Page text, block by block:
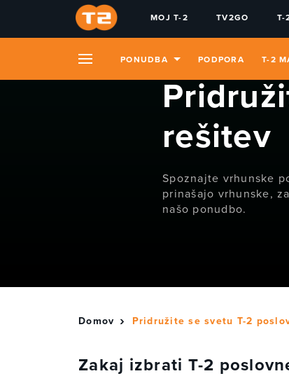
MOJ T-2 TV2GO T-
PONUDBA PODPORA T-2
rešitev
Spoznajte vrhunske
prinašajo vrhunske,
našo ponudbo.
Domov Pridružite se svetu T-2
Zakaj izbrati T-2